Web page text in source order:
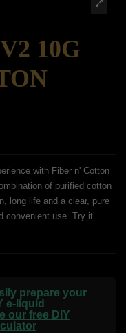
10G
with Fiber n' Cotton
of purified cotton
long life and a clear, pure
convenient use. Try it
prepare your
e-liquid
our free DIY